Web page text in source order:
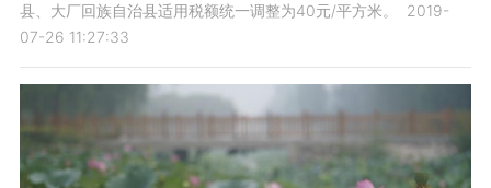
县、大厂回族自治县适用税额统一调整为40元/平方米。
2019-
07-26 11:27:33